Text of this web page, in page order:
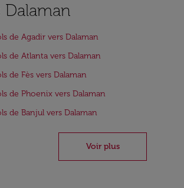
Dalaman
de Agadir vers Dalaman
de Atlanta vers Dalaman
de Fès vers Dalaman
de Phoenix vers Dalaman
de Banjul vers Dalaman
Voir plus